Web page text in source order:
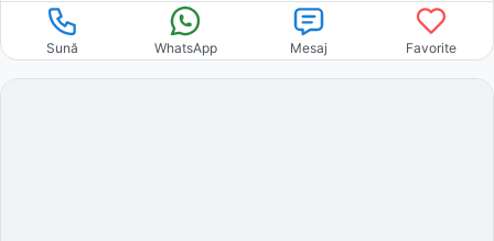
Sună WhatsApp Mesaj Favorite